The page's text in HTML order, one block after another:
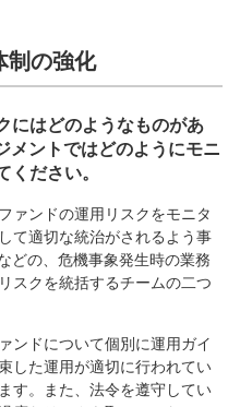
制の強化
にはどのようなものがあ
メントではどのようにモニ
ください。
ァンドの運用リスクをモニタ
て適切な統治がされるよう事
どの、危機事象発生時の業務
スクを統括するチームの二つ
ンドについて個別に運用ガイ
した運用が適切に行われてい
す。また、法令を遵守してい